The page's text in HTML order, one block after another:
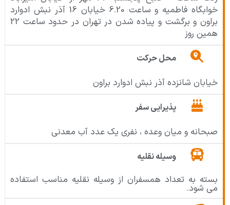
خوابگاه فاطمیه و ساعت 6.20 خیابان 16 آذر نبش ادوارد
براون و برگشت و پیاده شدن در تهران در حدود ساعت 22
همین روز
محل حرکت
خیابان شانزده آذر نبش ادوارد براون
پذیرایی سفر
صبحانه و میان وعده ، نفری یک عدد آب معدنی
وسیله نقلیه
بسته به تعداد همسفران از وسیله نقلیه مناسب استفاده
می شود.